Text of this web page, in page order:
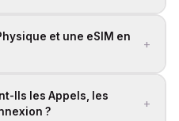
et une eSIM en
+
Ils les Appels, les
?
+